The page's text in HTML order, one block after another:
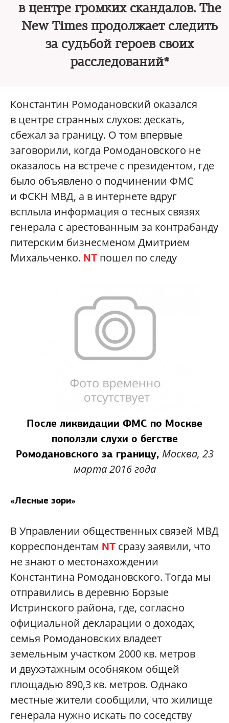
в центре громких скандалов. The
New Times продолжает следить
за судьбой героев своих
расследований*
Константин Ромодановский оказался
в центре странных слухов: дескать,
сбежал за границу. О том впервые
заговорили, когда Ромодановского не
оказалось на встрече с президентом, где
было объявлено о подчинении ФМС
и ФСКН МВД, а в интернете вдруг
всплыла информация о тесных связях
генерала с арестованным за контрабанду
питерским бизнесменом Дмитрием
Михальченко. NT пошел по следу
После ликвидации ФМС по Москве
поползли слухи о бегстве
Ромодановского за границу, Москва, 23
марта 2016 года
«Лесные зори»
В Управлении общественных связей МВД
корреспондентам NT сразу заявили, что
не знают о местонахождении
Константина Ромодановского. Тогда мы
отправились в деревню Борзые
Истринского района, где, согласно
официальной декларации о доходах,
семья Ромодановских владеет
земельным участком 2000 кв. метров
и двухэтажным особняком общей
площадью 890,3 кв. метров. Однако
местные жители сообщили, что жилище
генерала нужно искать по соседству